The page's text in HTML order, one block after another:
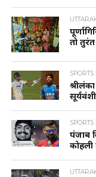
तो
पंजाब
कोहली